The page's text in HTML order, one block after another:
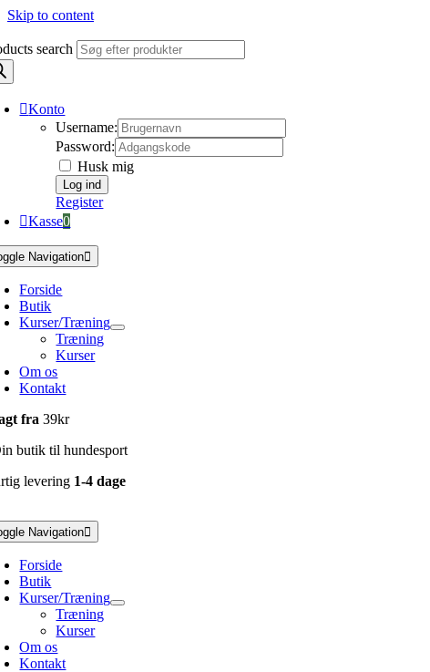
Skip to content
search
Konto
Username:
Password:
Husk mig
Register
Kasse0
Navigation
Forside
Butik
Kurser/Træning
Træning
Kurser
Om os
Kontakt
fra39kr
butik til hundesport
levering 1-4 dage
Navigation
Forside
Butik
Kurser/Træning
Træning
Kurser
Om os
Kontakt